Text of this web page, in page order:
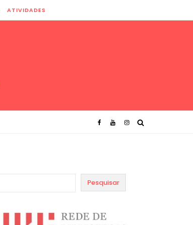
ATIVIDADES
Pesquisar